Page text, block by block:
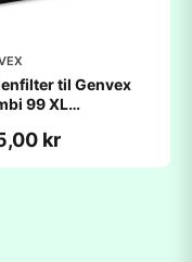
til Genvex
99 XL
kr